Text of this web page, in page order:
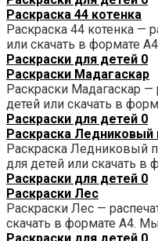
Раскраска 44 котенка
Раскраска 44 котенка —
или скачать в формате
Раскраски для детей 0
Раскраски Мадагаскар
Раскраски Мадагаскар —
детей или скачать в
Раскраски для детей 0
Раскраска Ледниковый
Раскраска Ледниковый
для детей или скачать
Раскраски для детей 0
Раскраски Лес
Раскраски Лес —
скачать в формате А4.